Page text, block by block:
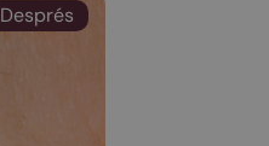
Després